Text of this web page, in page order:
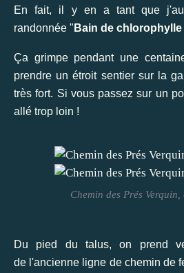
En fait, il y en a tant que
randonnée " Bain de
Ça grimpe pendant une
prendre un étroit sentier sur la
très fort. Si vous passez sur un
allé trop loin !
Chemin des Prés
Du pied du talus, on prend
de l'ancienne ligne de chemin de